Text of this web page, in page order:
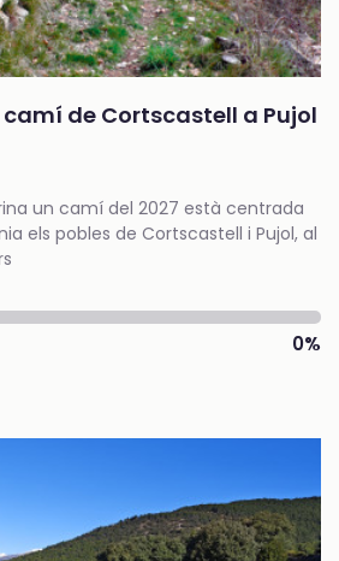
de Cortscastell a Pujol
un camí del 2027 està centrada
els pobles de Cortscastell i Pujol, al
0%